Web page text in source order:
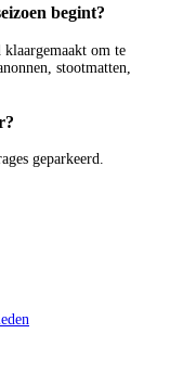
begint?
om te
stootmatten,
geparkeerd.